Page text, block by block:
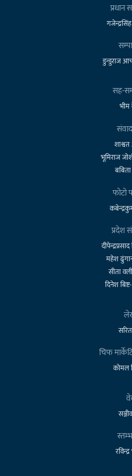
प्रधान
डुन्डुराज
सह-
भीम
भूमिराज
फोटो
प्रदेश
महेश
सीता
दिनेश
चिफ
कोमल